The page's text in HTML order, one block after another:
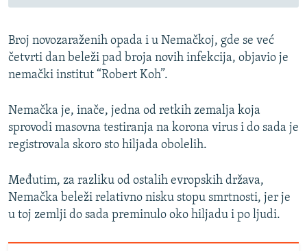
Broj novozaraženih opada i u Nemačkoj, gde se već
četvrti dan beleži pad broja novih infekcija, objavio je
nemački institut “Robert Koh”.
Nemačka je, inače, jedna od retkih zemalja koja
sprovodi masovna testiranja na korona virus i do sada je
registrovala skoro sto hiljada obolelih.
Međutim, za razliku od ostalih evropskih država,
Nemačka beleži relativno nisku stopu smrtnosti, jer je
u toj zemlji do sada preminulo oko hiljadu i po ljudi.